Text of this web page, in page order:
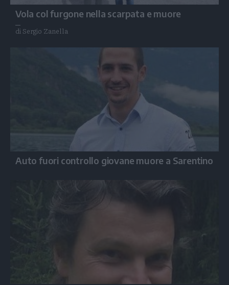
Vola col furgone nella scarpata e muore
di Sergio Zanella
Auto fuori controllo giovane muore a Sarentino